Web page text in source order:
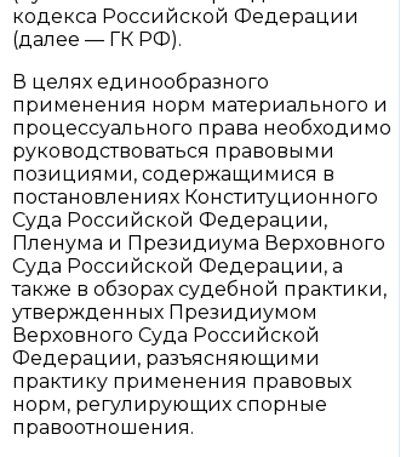
кодекса Российской Федерации
(далее — ГК РФ).
В целях единообразного
применения норм материального и
процессуального права необходимо
руководствоваться правовыми
позициями, содержащимися в
постановлениях Конституционного
Суда Российской Федерации,
Пленума и Президиума Верховного
Суда Российской Федерации, а
также в обзорах судебной практики,
утвержденных Президиумом
Верховного Суда Российской
Федерации, разъясняющими
практику применения правовых
норм, регулирующих спорные
правоотношения.